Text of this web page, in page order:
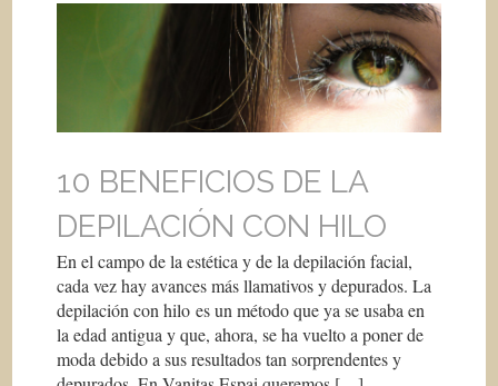
10 BENEFICIOS DE LA
DEPILACIÓN CON HILO
En el campo de la estética y de la depilación facial,
cada vez hay avances más llamativos y depurados. La
depilación con hilo es un método que ya se usaba en
la edad antigua y que, ahora, se ha vuelto a poner de
moda debido a sus resultados tan sorprendentes y